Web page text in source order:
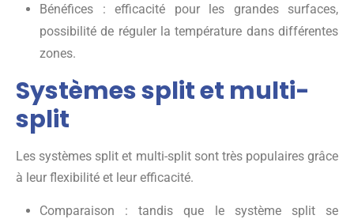
Bénéfices : efficacité pour les grandes surfaces,
possibilité de réguler la température dans différentes
zones.
Systèmes split et multi-
split
Les systèmes split et multi-split sont très populaires grâce
à leur flexibilité et leur efficacité.
Comparaison : tandis que le système split se